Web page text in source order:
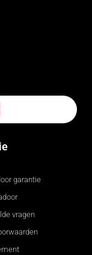
garantie
vragen